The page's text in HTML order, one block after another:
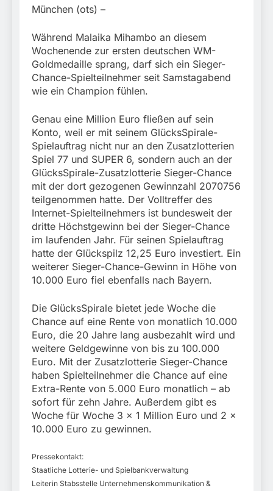
/ Bundespolizei ermittelt
wegen gefährlichen
Eingriffs in den
Bahnverkehr
München (ots) –
Während Malaika Mihambo an diesem
Wochenende zur ersten deutschen WM-
Goldmedaille sprang, darf sich ein Sieger-
Chance-Spielteilnehmer seit Samstagabend
wie ein Champion fühlen.
Genau eine Million Euro fließen auf sein
Konto, weil er mit seinem GlücksSpirale-
Spielauftrag nicht nur an den Zusatzlotterien
Spiel 77 und SUPER 6, sondern auch an der
GlücksSpirale-Zusatzlotterie Sieger-Chance
mit der dort gezogenen Gewinnzahl 2070756
teilgenommen hatte. Der Volltreffer des
Internet-Spielteilnehmers ist bundesweit der
dritte Höchstgewinn bei der Sieger-Chance
im laufenden Jahr. Für seinen Spielauftrag
hatte der Glückspilz 12,25 Euro investiert. Ein
weiterer Sieger-Chance-Gewinn in Höhe von
10.000 Euro fiel ebenfalls nach Bayern.
Die GlücksSpirale bietet jede Woche die
Chance auf eine Rente von monatlich 10.000
Euro, die 20 Jahre lang ausbezahlt wird und
weitere Geldgewinne von bis zu 100.000
Euro. Mit der Zusatzlotterie Sieger-Chance
haben Spielteilnehmer die Chance auf eine
Extra-Rente von 5.000 Euro monatlich – ab
sofort für zehn Jahre. Außerdem gibt es
Woche für Woche 3 x 1 Million Euro und 2 x
10.000 Euro zu gewinnen.
Pressekontakt:
Staatliche Lotterie- und Spielbankverwaltung
Leiterin Stabsstelle Unternehmenskommunikation &